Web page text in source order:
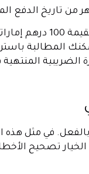
تاريخ الدفع
المطالبة
في مثل هذه
الخيار تصحيح